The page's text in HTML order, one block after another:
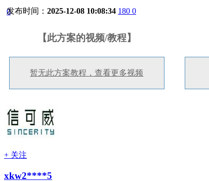
0
发布时间： 2025-12-08 10:08:34 180 0
【此方案的视频/教程】
暂无此方案教程，查看更多视频
+ 关注
xkw2****5